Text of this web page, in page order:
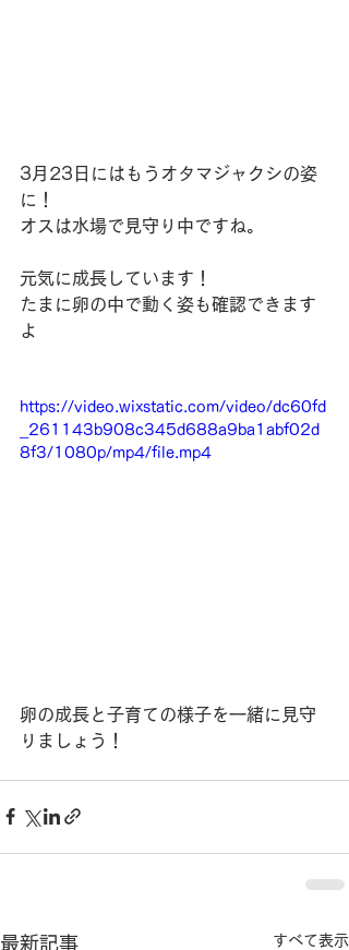
3月23日にはもうオタマジャクシの姿
に！
オスは水場で見守り中ですね。
元気に成長しています！
たまに卵の中で動く姿も確認できます
よ
https://video.wixstatic.com/video/dc60fd
_261143b908c345d688a9ba1abf02d
8f3/1080p/mp4/file.mp4
卵の成長と子育ての様子を一緒に見守
りましょう！
最新記事 すべて表示